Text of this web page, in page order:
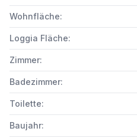
Wohnfläche:
Loggia Fläche:
Zimmer:
Badezimmer:
Toilette:
Baujahr: